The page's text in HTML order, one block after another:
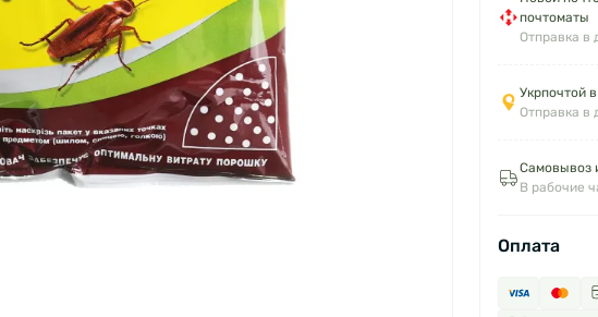
почтоматы
Отправка в
Укрпочтой
Отправка в
Самовывоз
В рабочие
Оплата